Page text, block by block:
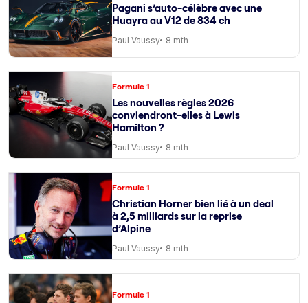
Pagani s’auto-célèbre avec une
Huayra au V12 de 834 ch
Paul Vaussy 8 mth
Formule 1
Les nouvelles règles 2026
conviendront-elles à Lewis
Hamilton ?
Paul Vaussy 8 mth
Formule 1
Christian Horner bien lié à un deal
à 2,5 milliards sur la reprise
d’Alpine
Paul Vaussy 8 mth
Formule 1